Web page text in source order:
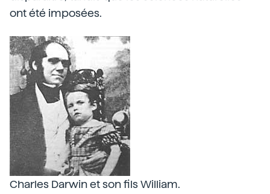
ont été imposées.
Charles Darwin et son fils William.